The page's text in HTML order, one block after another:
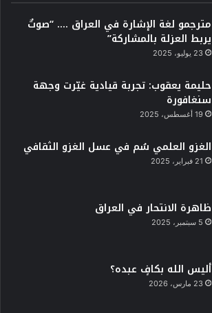
مترجمو لغة الإشارة في العراق …. “صوتٌ
يربط العزلة بالمشاركة”
23 يوليو، 2025
حليمة يعقوب: تجربة قيادية غيّرت وجهة
سنغافورة
19 أغسطس، 2025
الغزو العلمي سُم في عسل الغزو الثقافي
21 فبراير، 2025
ظاهرة الانتحار في العراق
5 سبتمبر، 2025
أليس الله بكافٍ عبده؟
23 مارس، 2026